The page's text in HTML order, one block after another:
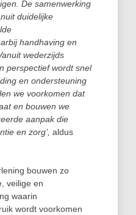
De samenwerking
duidelijke
handhaving en
wederzijds
perspectief wordt snel
en ondersteuning
we voorkomen dat
en bouwen we
aanpak die
en zorg’, aldus
bouwen zo
veilige en
waarin
wordt voorkomen